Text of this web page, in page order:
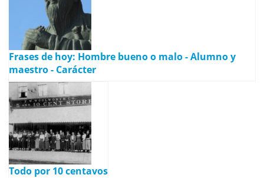
Frases de hoy: Hombre bueno o malo - Alumno y
maestro - Carácter
Todo por 10 centavos